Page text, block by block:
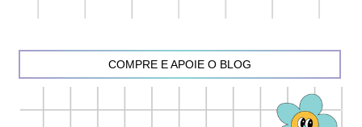
COMPRE E APOIE O BLOG